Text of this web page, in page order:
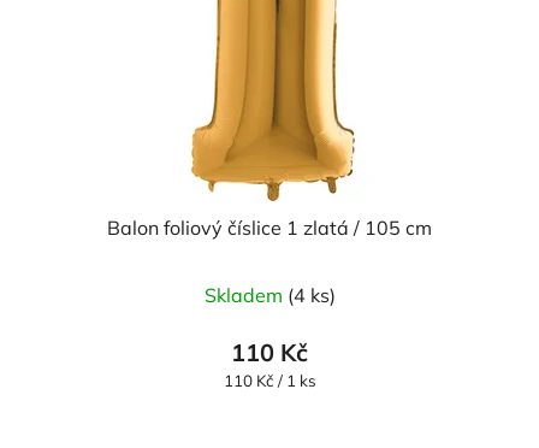
Balon foliový číslice 1 zlatá / 105 cm
Skladem (4 ks)
110 Kč
Měrná
110 Kč / 1 ks